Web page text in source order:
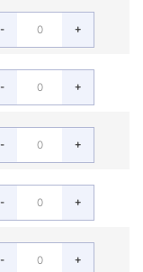
- +
- +
- +
- +
- +